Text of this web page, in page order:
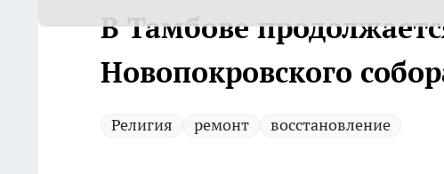
В Тамбове
Новопокровского
Религия ремонт восстановление